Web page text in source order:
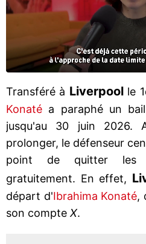
Transféré à Liverpoolle
Konaté a paraphé un
jusqu'au 30 juin 2026.
prolonger, le défenseur
point de quitter les
gratuitement. En effet,
départ d'Ibrahima Konaté,
son compte X.